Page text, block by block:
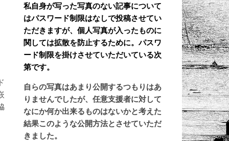
私自身が写った写真のない記事について
はパスワード制限はなしで投稿させてい
ただきますが、個人写真が入ったものに
関しては拡散を防止するために。パスワ
ード制限を掛けさせていただいている次
第です。
自らの写真はあまり公開するつもりはあ
りませんでしたが、任意支援者に対して
なにか何か出来るものはないかと考えた
結果このような公開方法とさせていただ
きました。